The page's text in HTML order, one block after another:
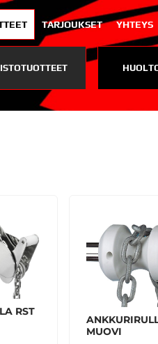
TARJOUKSET YHTEYS
RST
MUOVI